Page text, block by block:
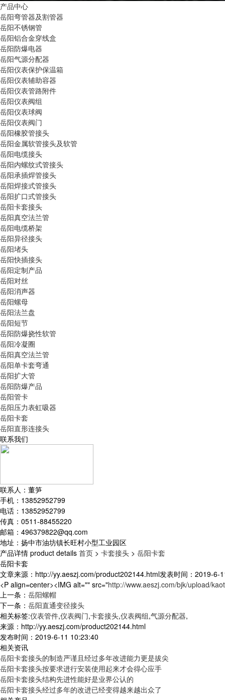
产品中心
岳阳弯管器及割管器
岳阳不锈钢管
岳阳铝合金穿线盒
岳阳防爆电器
岳阳气源分配器
岳阳仪表保护保温箱
岳阳仪表辅助容器
岳阳仪表管路附件
岳阳仪表阀组
岳阳仪表球阀
岳阳仪表阀门
岳阳橡胶管接头
岳阳金属软管接头及软管
岳阳电缆接头
岳阳内螺纹式管接头
岳阳承插焊管接头
岳阳焊接式管接头
岳阳扩口式管接头
岳阳卡套接头
岳阳真空法兰管
岳阳电缆桥架
岳阳异径接头
岳阳堵头
岳阳快插接头
岳阳定制产品
岳阳对丝
岳阳消声器
岳阳螺母
岳阳法兰盘
岳阳短节
岳阳防爆挠性软管
岳阳冷凝圈
岳阳真空法兰管
岳阳单卡套弯通
岳阳扩大管
岳阳防爆产品
岳阳管卡
岳阳压力表虹吸器
岳阳卡套
岳阳直形连接头
联系我们
联系人：董笋
手机：13852952799
电话：13852952799
传真：0511-88455220
邮箱：496379822@qq.com
地址：扬中市油坊镇长旺村小型工业园区
产品详情 product details 首页 > 卡套接头 > 岳阳卡套
岳阳卡套
文章来源：http://yy.aeszj.com/product202144.html发表时间：2019-6-
<P align=center><IMG alt="" src="http://www.aeszj.com/bjk/upload/
上一条： 岳阳螺帽
下一条： 岳阳直通变径接头
相关标签:仪表管件,仪表阀门,卡套接头,仪表阀组,气源分配器,
来源：http://yy.aeszj.com/product202144.html
发布时间：2019-6-11 10:23:40
相关资讯
岳阳卡套接头的制造严谨且经过多年改进能力更是拔尖
岳阳卡套接头按要求进行安装使用起来才会得心应手
岳阳卡套接头结构先进性能好是业界公认的
岳阳卡套接头经过多年的改进已经变得越来越出众了